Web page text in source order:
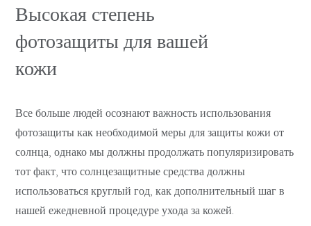
Высокая степень
фотозащиты для вашей
кожи
Все больше людей осознают важность использования
фотозащиты как необходимой меры для защиты кожи от
солнца, однако мы должны продолжать популяризировать
тот факт, что солнцезащитные средства должны
использоваться круглый год, как дополнительный шаг в
нашей ежедневной процедуре ухода за кожей.